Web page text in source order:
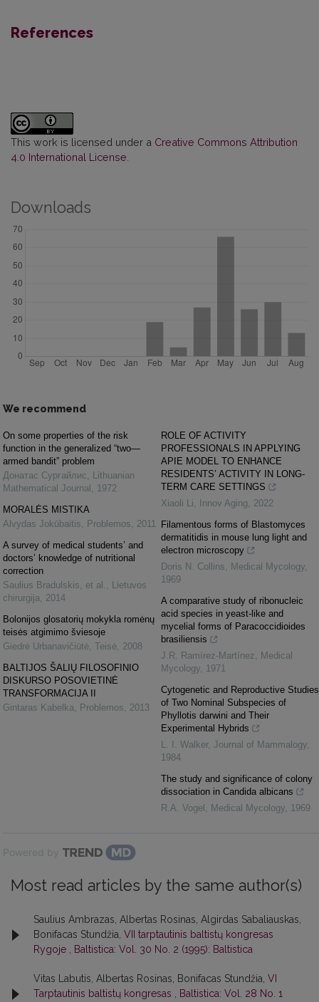
References
This work is licensed under a Creative Commons Attribution
4.0 International License
Downloads
We recommend
On some properties of the risk
function in the generalized “two—
armed bandit” problem
Донатас Сургайлис, Lithuanian
Mathematical Journal , 1972
MORALĖS MISTIKA
Alvydas Jokūbaitis, Problemos, 2011
A survey of medical students’ and
doctors’ knowledge of nutritional
correction
Saulius Bradulskis, et al. , Lietuvos
chirurgija, 2014
Bolonijos glosatorių mokykla romėnų
teisės atgimimo šviesoje
Giedrė Urbanavičiūtė, Teisė, 2008
BALTIJOS ŠALIŲ FILOSOFINIO
DISKURSO POSOVIETINĖ
TRANSFORMACIJA II
Gintaras Kabelka, Problemos, 2013
ROLE OF ACTIVITY
PROFESSIONALS IN APPLYING
APIE MODEL TO ENHANCE
RESIDENTS’ ACTIVITY IN LONG-
TERM CARE SETTINGS
Xiaoli Li, Innov Aging, 2022
Filamentous forms of Blastomyces
dermatitidis in mouse lung light and
electron microscopy
Doris N. Collins, Medical Mycology,
1969
A comparative study of ribonucleic
acid species in yeast-like and
mycelial forms of Paracoccidioides
brasiliensis
J.R. Ramírez-Martínez, Medical
Mycology, 1971
Cytogenetic and Reproductive Studies
of Two Nominal Subspecies of
Phyllotis darwini and Their
Experimental Hybrids
L. I. Walker, Journal of Mammalogy,
1984
The study and significance of colony
dissociation in Candida albicans
R.A. Vogel , Medical Mycology, 1969
Powered by
Most read articles by the same author(s)
Saulius Ambrazas, Albertas Rosinas, Algirdas Sabaliauskas,
Bonifacas Stundžia, VII tarptautinis baltistų kongresas
Rygoje , Baltistica: Vol. 30 No. 2 (1995): Baltistica
Vitas Labutis, Albertas Rosinas, Bonifacas Stundžia, VI
Tarptautinis baltistų kongresas , Baltistica: Vol. 28 No. 1